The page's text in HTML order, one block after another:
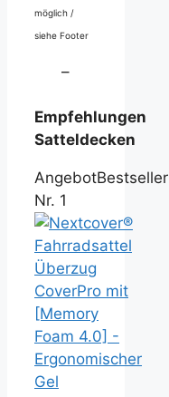
möglich /
siehe Footer
–
Empfehlungen
Satteldecken
AngebotBestseller
Nr. 1